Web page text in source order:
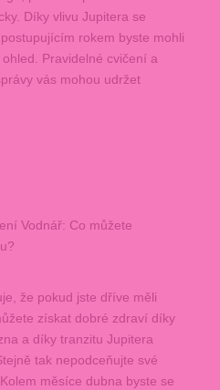
Díky vlivu Jupitera se
rokem byste mohli
Pravidelné cvičení a
vás mohou udržet
Vodnář: Co můžete
že pokud jste dříve měli
získat dobré zdraví díky
a díky tranzitu Jupitera
tak nepodceňujte své
měsíce dubna byste se